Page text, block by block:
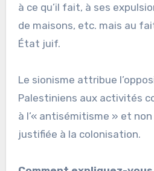
à ce qu’il fait, à ses
de maisons, etc. mais au fait
État juif.
Le sionisme attribue
Palestiniens aux activités
à l’« antisémitisme » et
justifiée à la colonisation.